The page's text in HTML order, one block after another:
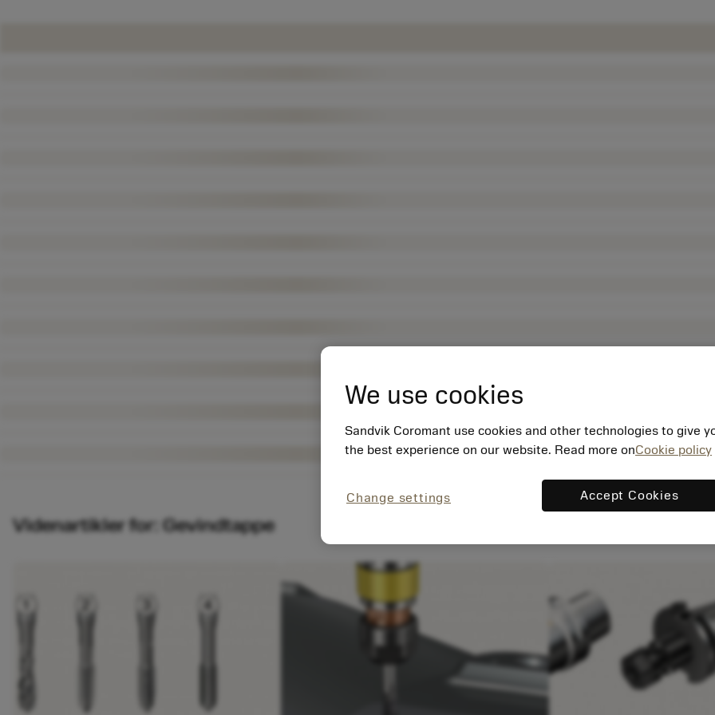
Videnartikler for: Gevindtappe
We use cookies
Sandvik Coromant use cookies and other technologies to give
the best experience on our website. Read more onCookie policy
Change settings Accept Cookies